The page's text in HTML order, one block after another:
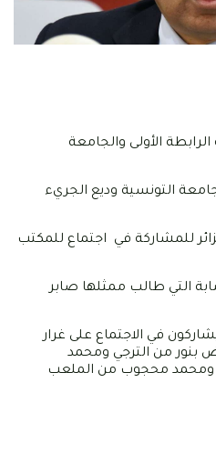
الأولى والجامعة
التونسية وديع الجريء
للمشاركة في اجتماع للمكتب
التي طالب ممثلها صابر
في الاجتماع على غرار
بنور من الترجي ومحمد
محجوب من الملعب